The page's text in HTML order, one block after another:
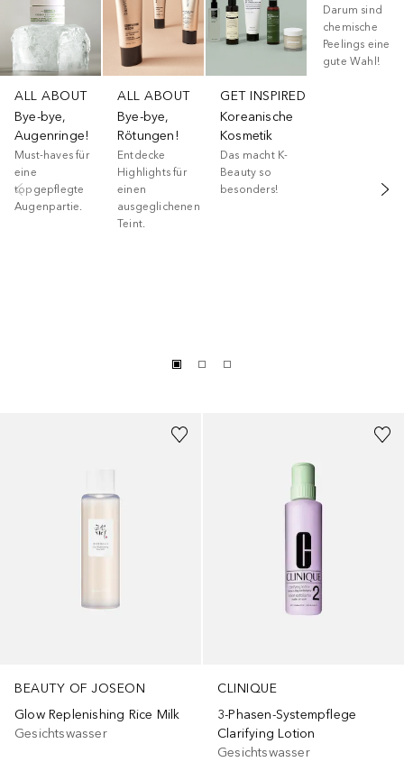
ALL ABOUT
Bye-bye,
Augenringe!
Must-haves für
eine
topgepflegte
Augenpartie.
ALL ABOUT
Bye-bye,
Rötungen!
Entdecke
Highlights für
einen
ausgeglichenen
Teint.
GET INSPIRED
Koreanische
Kosmetik
Das macht K-
Beauty so
besonders!
Darum sind
chemische
Peelings eine
gute Wahl!
BEAUTY OF JOSEON
Glow Replenishing Rice Milk
Gesichtswasser
CLINIQUE
3-Phasen-Systempflege
Clarifying Lotion
Gesichtswasser